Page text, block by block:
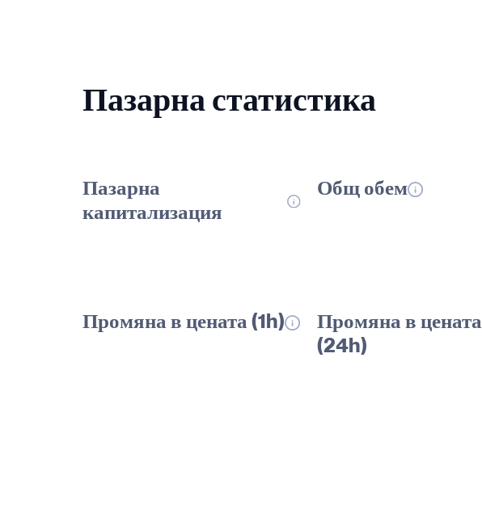
Пазарна статистика
Пазарна
капитализация
Общ обем
Промяна в цената (1h)
Промяна в цената
(24h)